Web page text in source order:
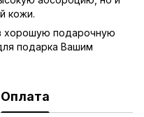
кожи.
хорошую подарочную
подарка Вашим
Оплата